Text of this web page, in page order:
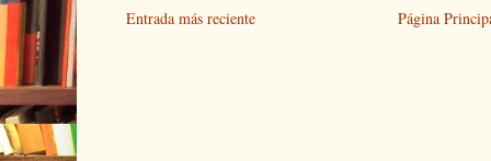
Entrada más reciente Página